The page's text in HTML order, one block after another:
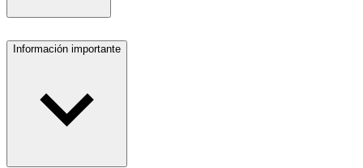
Información importante